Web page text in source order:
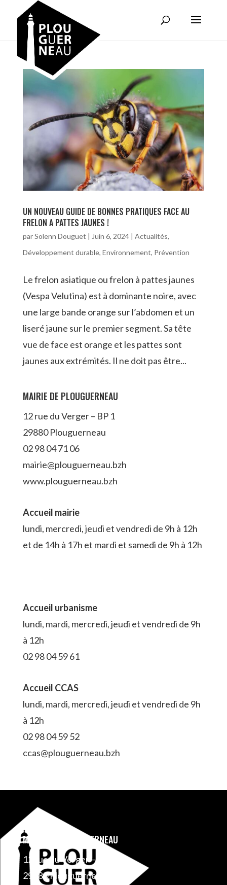
UN NOUVEAU GUIDE DE BONNES PRATIQUES FACE AU
FRELON A PATTES JAUNES !
parSolenn Douguet | Juin 6, 2024| Actualités,
Développement durable, Environnement, Prévention
Le frelon asiatique ou frelon à pattes jaunes
(Vespa Velutina) est à dominante noire, avec
une large bande orange sur l’abdomen et un
liseré jaune sur le premier segment. Sa tête
vue de face est orange et les pattes sont
jaunes aux extrémités. Il ne doit pas être...
MAIRIE DE PLOUGUERNEAU
12 rue du Verger – BP 1
29880 Plouguerneau
02 98 04 71 06
mairie@plouguerneau.bzh
www.plouguerneau.bzh
Accueil mairie
lundi, mercredi, jeudi et vendredi de 9h à 12h
et de 14h à 17h et mardi et samedi de 9h à 12h
Accueil urbanisme
lundi, mardi, mercredi, jeudi et vendredi de 9h
à 12h
02 98 04 59 61
Accueil CCAS
lundi, mardi, mercredi, jeudi et vendredi de 9h
à 12h
02 98 04 59 52
ccas@plouguerneau.bzh
MAIRIE DE PLOUGUERNEAU
12 rue du Verger – BP 1
29880 Plouguerneau